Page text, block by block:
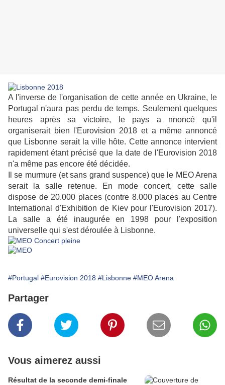
A l'inverse de l'organisation de cette année en Ukraine, le
Portugal n'aura pas perdu de temps. Seulement quelques
heures après sa victoire, le pays a nnoncé qu'il
organiserait bien l'Eurovision 2018 et a même annoncé
que Lisbonne serait la ville hôte. Cette annonce intervient
rapidement étant précisé que la date de l'Eurovision 2018
n'a même pas encore été décidée.
Il se murmure (et sans grand suspence) que le MEO Arena
serait la salle retenue. En mode concert, cette salle
dispose de 20.000 places (contre 8.000 places au Centre
International d'Exhibition de Kiev pour l'Eurovision 2017).
La salle a été inaugurée en 1998 pour l'exposition
universelle qui s'est déroulée à Lisbonne.
#Portugal #Eurovision 2018 #Lisbonne #MEO Arena
Partager
Vous aimerez aussi
Résultat de la seconde demi-finale